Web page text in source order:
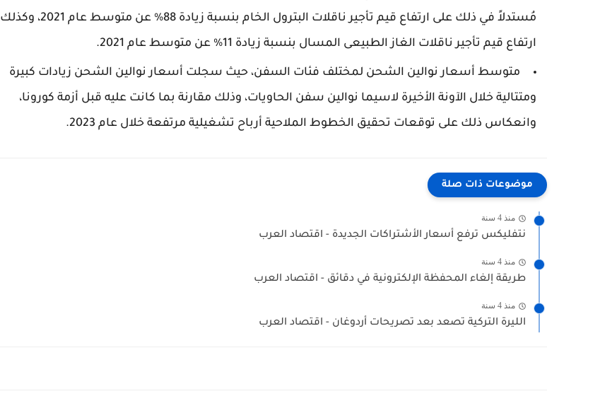
مُستدلاً في ذلك على ارتفاع قيم تأجير ناقلات البترول الخام بنسبة زيادة 88% عن متوسط عام 2021، وكذلك
ارتفاع قيم تأجير ناقلات الغاز الطبيعى المسال بنسبة زيادة 11% عن متوسط عام 2021.
متوسط أسعار نوالين الشحن لمختلف فئات السفن، حيث سجلت أسعار نوالين الشحن زيادات كبيرة
ومتتالية خلال الآونة الأخيرة لاسيما نوالين سفن الحاويات، وذلك مقارنة بما كانت عليه قبل أزمة كورونا،
وانعكاس ذلك على توقعات تحقيق الخطوط الملاحية أرباح تشغيلية مرتفعة خلال عام 2023.
موضوعات ذات صلة
منذ 4 سنة
نتفليكس ترفع أسعار الأشتراكات الجديدة - اقتصاد العرب
منذ 4 سنة
طريقة إلغاء المحفظة الإلكترونية في دقائق - اقتصاد العرب
منذ 4 سنة
الليرة التركية تصعد بعد تصريحات أردوغان - اقتصاد العرب